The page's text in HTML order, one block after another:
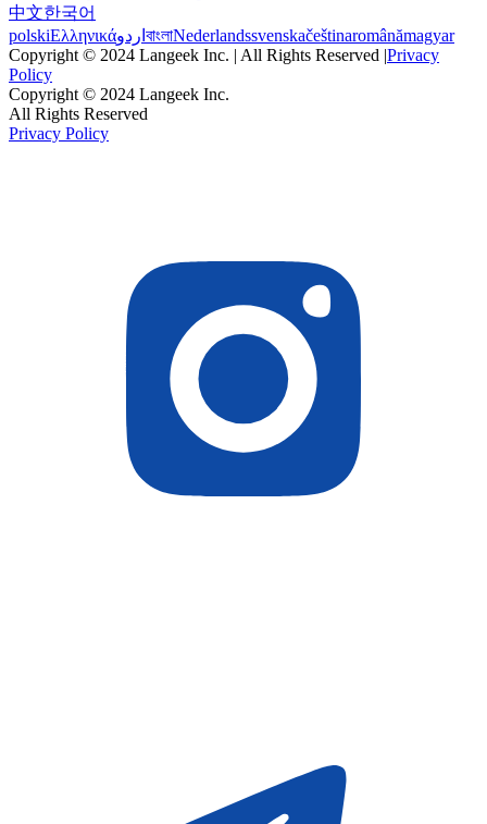
中文한국어
polskiΕλληνικάاردو বাংলাNederlandssvenskačeštinaromânămagyar
Copyright © 2024 Langeek Inc. | All Rights Reserved |Privacy
Policy
Copyright © 2024 Langeek Inc.
All Rights Reserved
Privacy Policy